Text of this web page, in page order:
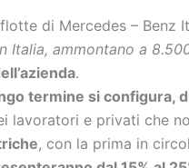
di Mercedes – Benz
Italia, ammontano a
.
termine si configura,
lavoratori e privati che
, con la prima in